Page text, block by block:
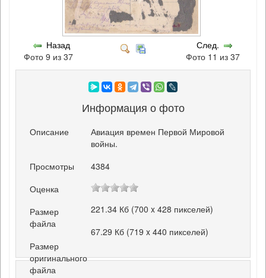
Назад
Фото 9 из 37
След.
Фото 11 из 37
Информация о фото
Описание
Авиация времен Первой Мировой
войны.
Просмотры
4384
Оценка
Размер
файла
221.34 Кб (700 x 428 пикселей)
Размер
оригинального
файла
67.29 Кб (719 x 440 пикселей)